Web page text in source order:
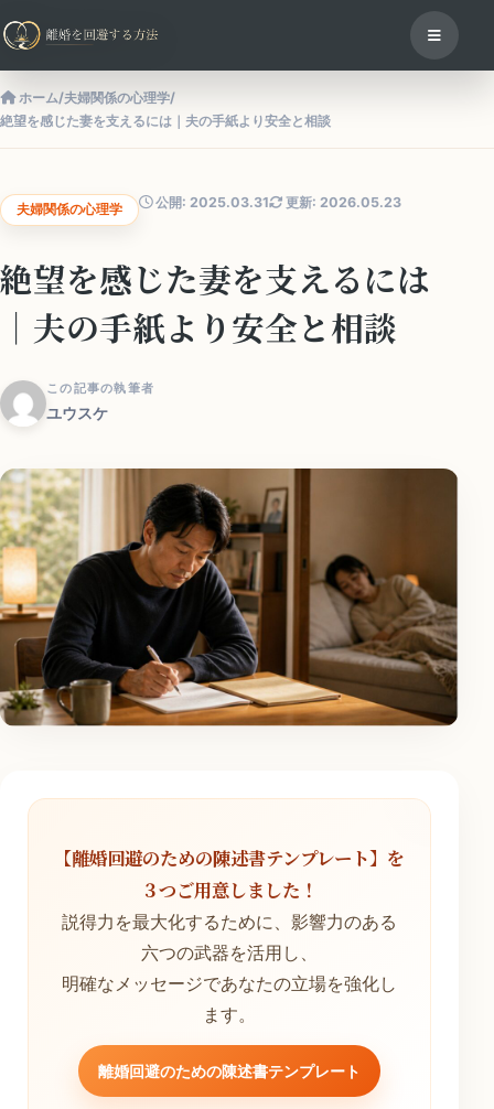
ホーム/夫婦関係の心理学/
絶望を感じた妻を支えるには｜夫の手紙より安全と相談
夫婦関係の心理学 公開: 2025.03.31 更新: 2026.05.23
絶望を感じた妻を支えるには
｜夫の手紙より安全と相談
この記事の執筆者
ユウスケ
【離婚回避のための陳述書テンプレート】を
３つご用意しました！
説得力を最大化するために、影響力のある
六つの武器を活用し、
明確なメッセージであなたの立場を強化し
ます。
離婚回避のための陳述書テンプレート